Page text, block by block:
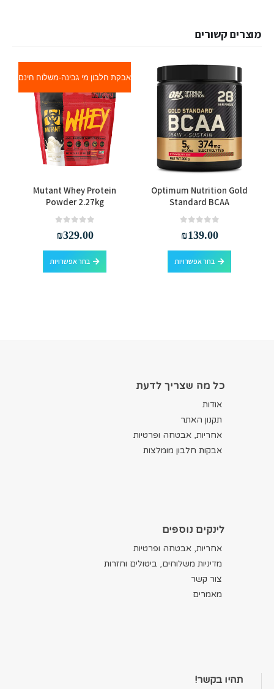
מוצרים קשורים
למוצר זה יש מספר סוגים. ניתן לבחור את האפשרויות בעמוד המוצר
Optimum Nutrition Gold
Standard BCAA
₪139.00
בחר אפשרויות
למוצר זה יש מספר סוגים. ניתן לבחור את האפשרויות בעמוד המוצר
אבקת חלבון מי גבינה-משלוח חינם
Mutant Whey Protein
Powder 2.27kg
₪329.00
בחר אפשרויות
למוצר זה יש מספר סוגים. ניתן לבחור את האפשרויות בעמוד המוצר
כל מה שצריך לדעת
אודות
תקנון האתר
אחריות, אבטחה ופרטיות
אבקות חלבון מומלצות
לינקים נוספים
אחריות, אבטחה ופרטיות
מדיניות משלוחים, ביטולים וחזרות
צור קשר
מאמרים
תהיו בקשר!